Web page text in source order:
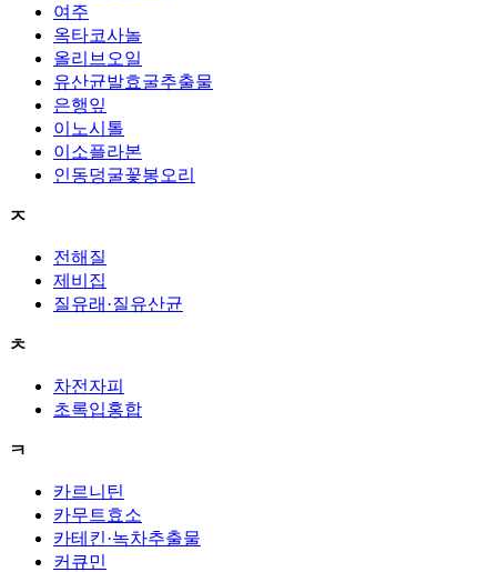
여주
옥타코사놀
올리브오일
유산균발효굴추출물
은행잎
이노시톨
이소플라본
인동덩굴꽃봉오리
ㅈ
전해질
제비집
질유래·질유산균
ㅊ
차전자피
초록입홍합
ㅋ
카르니틴
카무트효소
카테킨·녹차추출물
커큐민